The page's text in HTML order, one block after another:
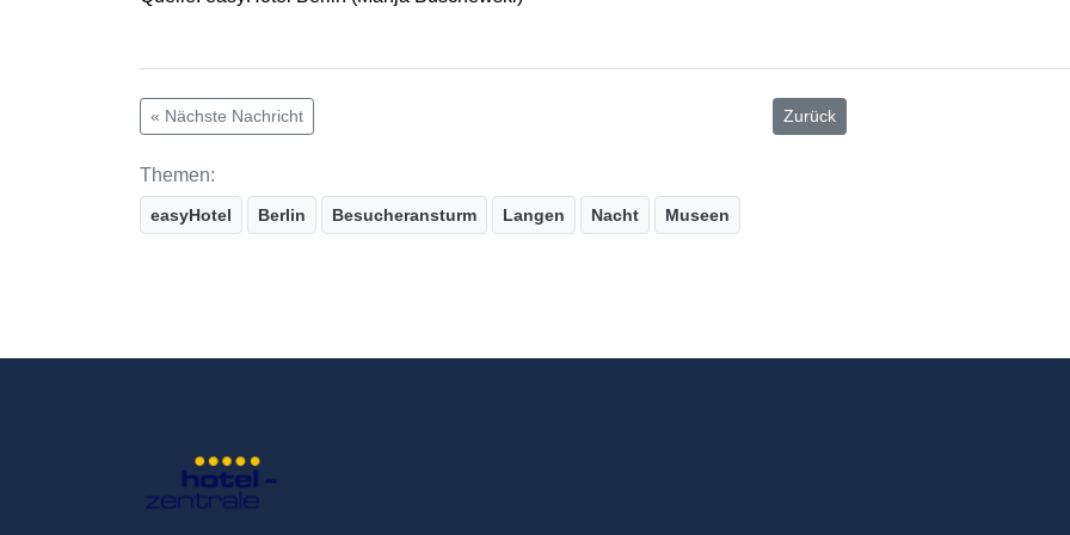
« Nächste Nachricht Zurück
Themen:
easyHotel Berlin Besucheransturm Langen Nacht Museen